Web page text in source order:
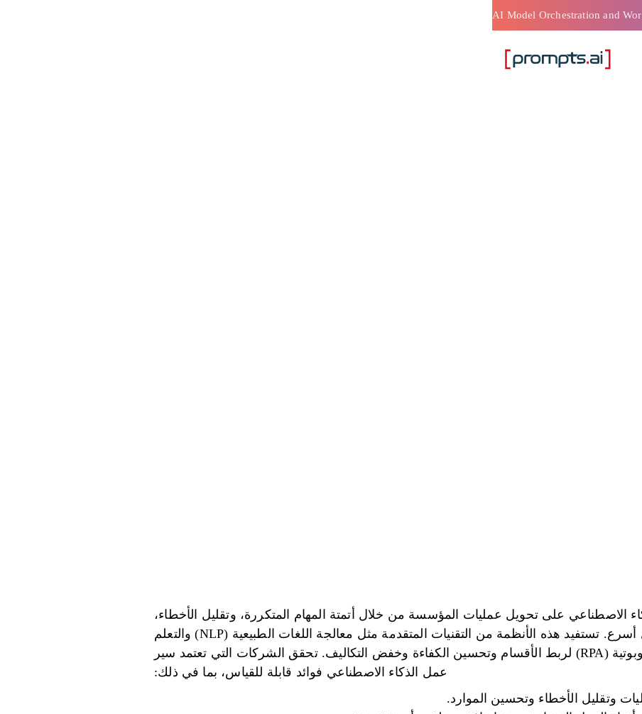
الاصطناعي على تحويل عمليات المؤسسة من خلال أتمتة المهام المتكررة، وتقليل الأخطاء،
وتمكين اتخاذ القرارات بشكل أسرع. تستفيد هذه الأنظمة من التقنيات المتقدمة مثل معالجة اللغات الطبيعية (NLP) والتعلم
الآلي وأتمتة العمليات الروبوتية (RPA) لربط الأقسام وتحسين الكفاءة وخفض التكاليف. تحقق الشركات التي تعتمد سير
عمل الذكاء الاصطناعي فوائد قابلة للقياس، بما في ذلك:
وتقليل الأخطاء وتحسين الموارد.